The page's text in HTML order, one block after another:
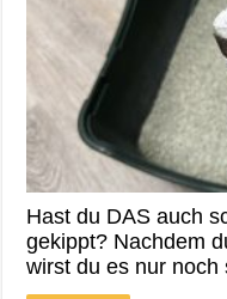
Hast du DAS auch
gekippt? Nachdem
wirst du es nur noch